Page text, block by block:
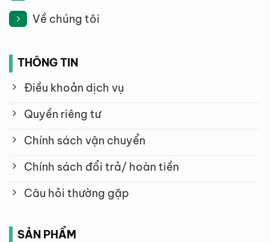
Về chúng tôi
THÔNG TIN
Điều khoản dịch vụ
Quyền riêng tư
Chính sách vận chuyển
Chính sách đổi trả/ hoàn tiền
Câu hỏi thường gặp
SẢN PHẨM